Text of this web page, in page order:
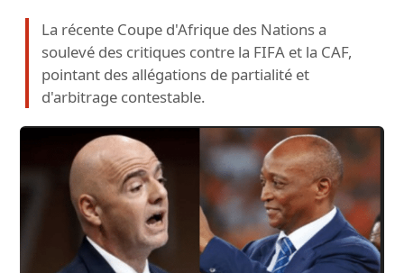
La récente Coupe d'Afrique des Nations a
soulevé des critiques contre la FIFA et la CAF,
pointant des allégations de partialité et
d'arbitrage contestable.